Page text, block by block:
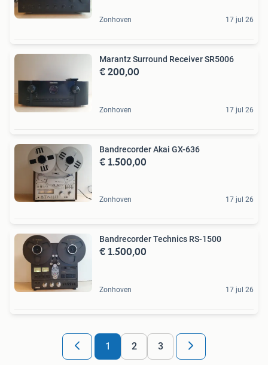
Zonhoven 17 jul 26
Marantz Surround Receiver SR5006
€ 200,00
Zonhoven 17 jul 26
Bandrecorder Akai GX-636
€ 1.500,00
Zonhoven 17 jul 26
Bandrecorder Technics RS-1500
€ 1.500,00
Zonhoven 17 jul 26
1 2 3